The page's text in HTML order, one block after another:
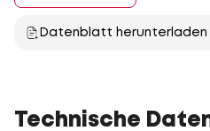
Datenblatt herunterladen
Technische